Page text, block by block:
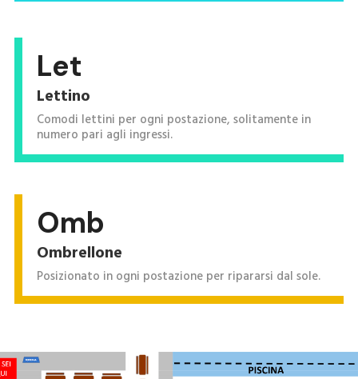
Let
Lettino
Comodi lettini per ogni postazione, solitamente in
numero pari agli ingressi.
Omb
Ombrellone
Posizionato in ogni postazione per ripararsi dal sole.